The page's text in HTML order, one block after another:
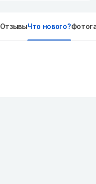
ОтзывыЧто нового?